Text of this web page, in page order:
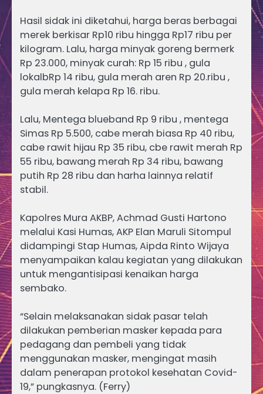
Hasil sidak ini diketahui, harga beras berbagai
merek berkisar Rp10 ribu hingga Rp17 ribu per
kilogram. Lalu, harga minyak goreng bermerk
Rp 23.000, minyak curah: Rp 15 ribu , gula
lokalbRp 14 ribu, gula merah aren Rp 20.ribu ,
gula merah kelapa Rp 16. ribu.
Lalu, Mentega blueband Rp 9 ribu , mentega
Simas Rp 5.500, cabe merah biasa Rp 40 ribu,
cabe rawit hijau Rp 35 ribu, cbe rawit merah Rp
55 ribu, bawang merah Rp 34 ribu, bawang
putih Rp 28 ribu dan harha lainnya relatif
stabil.
Kapolres Mura AKBP, Achmad Gusti Hartono
melalui Kasi Humas, AKP Elan Maruli Sitompul
didampingi Stap Humas, Aipda Rinto Wijaya
menyampaikan kalau kegiatan yang dilakukan
untuk mengantisipasi kenaikan harga
sembako.
“Selain melaksanakan sidak pasar telah
dilakukan pemberian masker kepada para
pedagang dan pembeli yang tidak
menggunakan masker, mengingat masih
dalam penerapan protokol kesehatan Covid-
19,” pungkasnya. (Ferry)